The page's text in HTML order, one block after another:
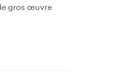
gros œuvre